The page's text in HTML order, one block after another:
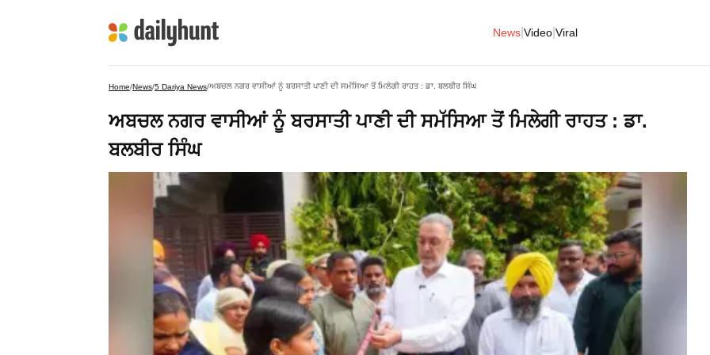
News Video Viral
Home/News/5 Dariya News/ਅਬਚਲ ਨਗਰ ਵਾਸੀਆਂ ਨੂੰ ਬਰਸਾਤੀ ਪਾਣੀ ਦੀ ਸਮੱਸਿਆ ਤੋਂ ਮਿਲੇਗੀ ਰਾਹਤ : ਡਾ. ਬਲਬੀਰ ਸਿੰਘ
ਅਬਚਲ ਨਗਰ ਵਾਸੀਆਂ ਨੂੰ ਬਰਸਾਤੀ ਪਾਣੀ ਦੀ ਸਮੱਸਿਆ ਤੋਂ ਮਿਲੇਗੀ ਰਾਹਤ : ਡਾ.
ਬਲਬੀਰ ਸਿੰਘ